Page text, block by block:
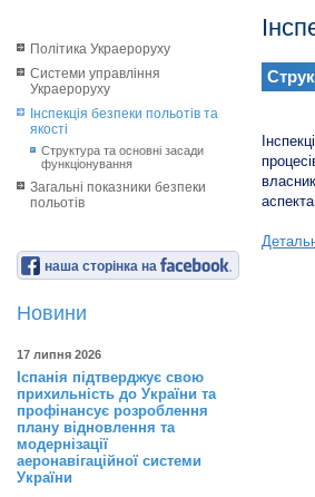
Політика Украероруху
Системи управління
Украероруху
Інспекція безпеки польотів та
якості
Структура та основні засади
функціонування
Загальні показники безпеки
польотів
наша сторінка на
Новини
17 липня 2026
Іспанія підтверджує свою
прихильність до України та
профінансує розроблення
плану відновлення та
модернізації
аеронавігаційної системи
України